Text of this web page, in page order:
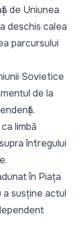
de Uniunea
deschis calea
parcursului
Sovietice
de la
limbă
întregului
în Piața
a susține actul